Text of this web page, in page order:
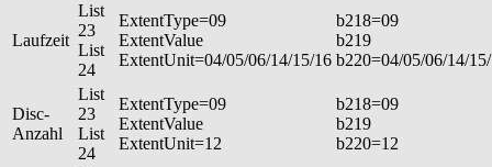
Laufzeit
List
23
List
24
ExtentType=09
ExtentValue
ExtentUnit=04/05/06/14/15/16
b218=09
b219
b220=04/05/06/14/
Disc-
Anzahl
List
23
List
24
ExtentType=09
ExtentValue
ExtentUnit=12
b218=09
b219
b220=12